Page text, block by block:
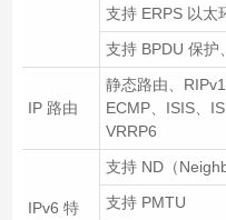
支持 ERPS 以太
支持 BPDU 保护
IP 路由
静态路由、
ECMP、ISIS、
VRRP6
IPv6 特
支持 ND（
支持 PMTU